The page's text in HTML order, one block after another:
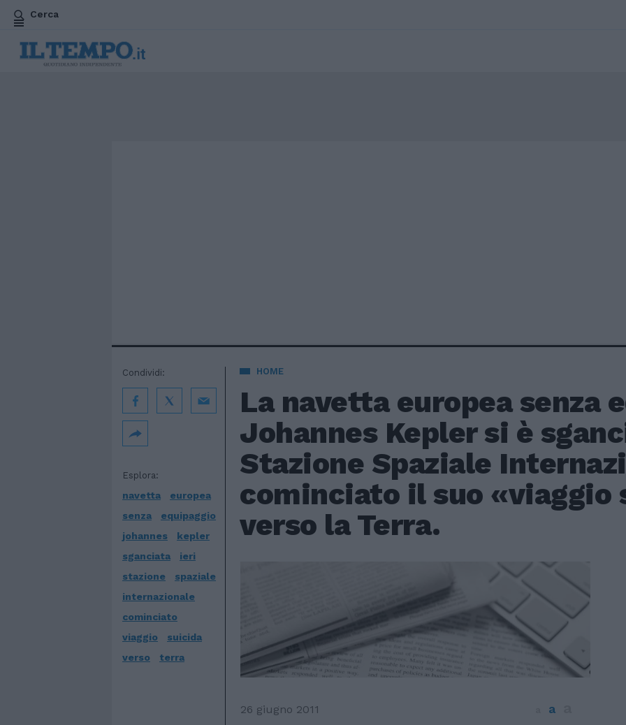
Cerca
HOME
La navetta europea senza
Johannes Kepler si è
Stazione Spaziale
cominciato il suo «viaggio
verso la Terra.
Esplora:
navetta
europea
senza
equipaggio
johannes
kepler
sganciata
ieri
stazione
spaziale
internazionale
cominciato
viaggio
suicida
verso
terra
Condividi:
26 giugno 2011 a